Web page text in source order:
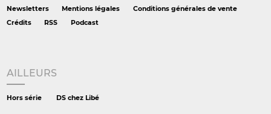
Newsletters
Mentions légales
Conditions générales de vente
Crédits
RSS Podcast
AILLEURS
Hors série DS chez Libé